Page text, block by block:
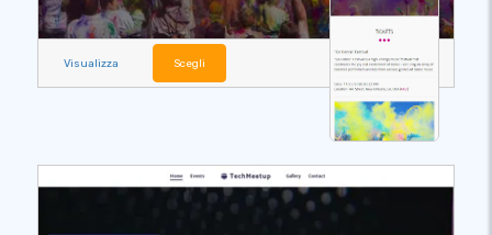
Visualizza Scegli